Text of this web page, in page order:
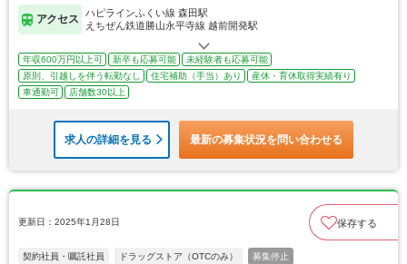
アクセス
ハピラインふくい線 森田駅
えちぜん鉄道勝山永平寺線 越前開発駅
年収600万円以上可 新卒も応募可能
未経験者も応募可能
原則、引越しを伴う転勤なし
住宅補助（手当）あり
産休・育休取得実績有り
車通勤可
店舗数30以上
求人の詳細を見る 最新の募集状況を問い合わせる
更新日：2025年1月28日 保存する
契約社員・嘱託社員 ドラッグストア（OTCのみ） 募集停止